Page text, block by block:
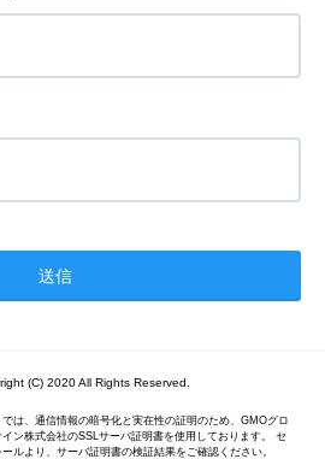
(C) 2020 All Rights Reserved.
では、通信情報の暗号化と実在性の証明のため、GMOグロ
イン株式会社のSSLサーバ証明書を使用しております。 セ
ールより、サーバ証明書の検証結果をご確認ください。